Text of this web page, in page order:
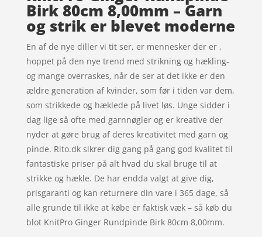
Birk 80cm 8,00mm – Garn
og strik er blevet moderne
En af de nye diller vi tit ser, er mennesker der er ,
hoppet på den nye trend med strikning og hækling-
og mange overraskes, når de ser at det ikke er den
ældre generation af kvinder, som før i tiden var dem,
som strikkede og hæklede på livet løs. Unge sidder i
dag lige så ofte med garnnøgler og er kreative der
nyder at gøre brug af deres kreativitet med garn og
pinde. Rito.dk sikrer dig gang på gang god kvalitet til
fantastiske priser på alt hvad du skal bruge til at
strikke og hækle. De har endda valgt at give dig,
prisgaranti og kan returnere din vare i 365 dage, så
alle grunde til ikke at købe er faktisk væk – så køb du
blot KnitPro Ginger Rundpinde Birk 80cm 8,00mm.